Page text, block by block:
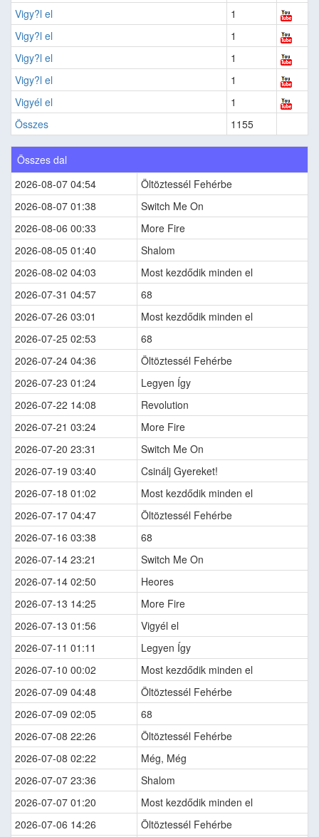
Vigy?l el
1
Vigy?l el
1
Vigy?l el
1
Vigy?l el
1
Vigyél el
1
Összes
1155
Összes dal
2026-08-07 04:54
Öltöztessél Fehérbe
2026-08-07 01:38
Switch Me On
2026-08-06 00:33
More Fire
2026-08-05 01:40
Shalom
2026-08-02 04:03
Most kezdődik minden el
2026-07-31 04:57
68
2026-07-26 03:01
Most kezdődik minden el
2026-07-25 02:53
68
2026-07-24 04:36
Öltöztessél Fehérbe
2026-07-23 01:24
Legyen Így
2026-07-22 14:08
Revolution
2026-07-21 03:24
More Fire
2026-07-20 23:31
Switch Me On
2026-07-19 03:40
Csinálj Gyereket!
2026-07-18 01:02
Most kezdődik minden el
2026-07-17 04:47
Öltöztessél Fehérbe
2026-07-16 03:38
68
2026-07-14 23:21
Switch Me On
2026-07-14 02:50
Heores
2026-07-13 14:25
More Fire
2026-07-13 01:56
Vigyél el
2026-07-11 01:11
Legyen Így
2026-07-10 00:02
Most kezdődik minden el
2026-07-09 04:48
Öltöztessél Fehérbe
2026-07-09 02:05
68
2026-07-08 22:26
Öltöztessél Fehérbe
2026-07-08 02:22
Még, Még
2026-07-07 23:36
Shalom
2026-07-07 01:20
Most kezdődik minden el
2026-07-06 14:26
Öltöztessél Fehérbe